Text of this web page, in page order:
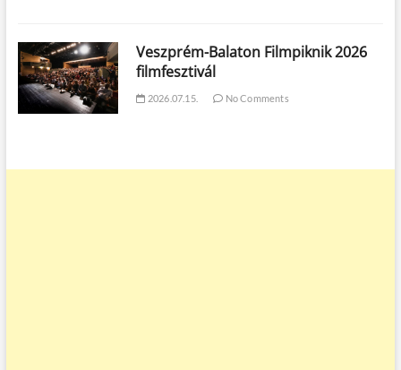
Veszprém-Balaton Filmpiknik 2026
filmfesztivál
2026.07.15. No Comments